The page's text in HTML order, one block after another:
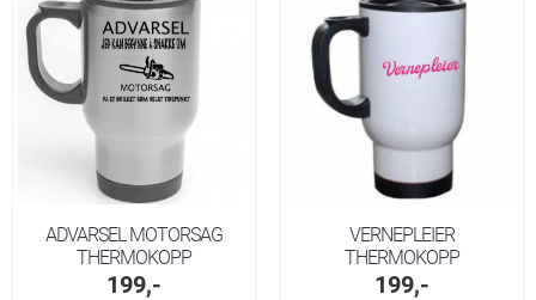
ADVARSEL MOTORSAG
THERMOKOPP
199,-
VERNEPLEIER
THERMOKOPP
199,-